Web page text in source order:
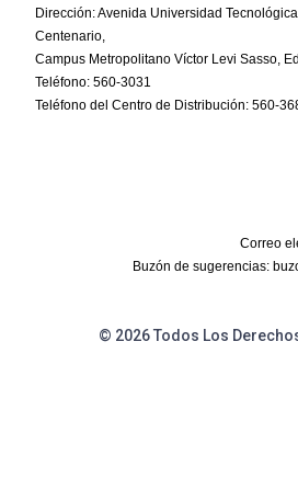
Dirección: Avenida Universidad
Centenario,
Campus Metropolitano Víctor Levi Sasso,
Teléfono: 560-3031
Teléfono del Centro de Distribución: 560-
Correo
Buzón de sugerencias:
© 2026 Todos Los